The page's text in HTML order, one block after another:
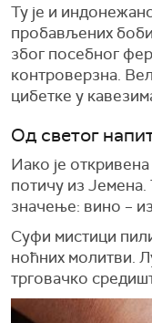
Ту је и
пробављених
због посебног
контроверзна.
цибетке у
Од светог
Иако је откривена
потичу из Јемена.
значење: вино –
Суфи мистици
ноћних молитви.
трговачко